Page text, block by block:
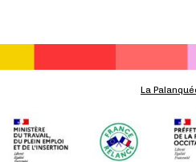
La